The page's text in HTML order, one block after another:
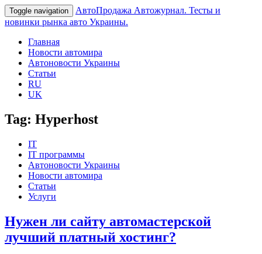
Toggle navigation АвтоПродажа Автожурнал. Тесты и
новинки рынка авто Украины.
Главная
Новости автомира
Автоновости Украины
Статьи
RU
UK
Tag: Hyperhost
IT
IT программы
Автоновости Украины
Новости автомира
Статьи
Услуги
Нужен ли сайту автомастерской
лучший платный хостинг?